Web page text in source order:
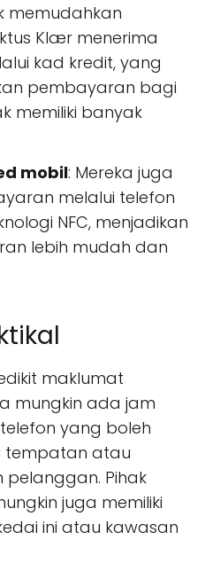
memudahkan
Klær menerima
kad kredit, yang
pembayaran bagi
memiliki banyak
mobil: Mereka juga
melalui telefon
NFC, menjadikan
lebih mudah dan
maklumat
mungkin ada jam
yang boleh
tempatan atau
Pihak
juga memiliki
ini atau kawasan